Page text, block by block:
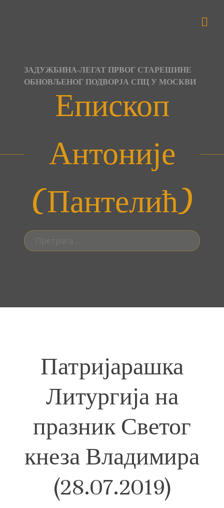
ЗАДУЖБИНА-ЛЕГАТ ПРВОГ СТАРЕШИНЕ
ОБНОВЉЕНОГ ПОДВОРЈА СПЦ У МОСКВИ
Епископ
Антоније
(Пантелић)
Претрага
за:
Патријарашка
Литургија на
празник Светог
кнеза Владимира
(28.07.2019)